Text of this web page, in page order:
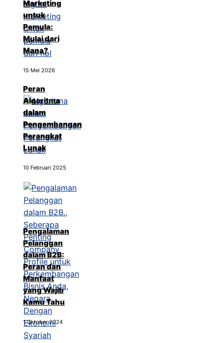
Marketing
untuk
Pemula:
Mulai dari
Mana?
15 Mei 2026
Peran
Algoritma
dalam
Pengembangan
Perangkat
Lunak
10 Februari 2025
Pengalaman
Pelanggan
dalam B2B:
Peran dan
Manfaat
yang Wajib
Kamu Tahu
1 Oktober 2024